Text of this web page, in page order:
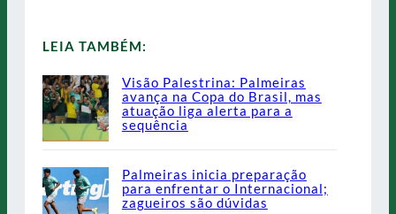
LEIA TAMBÉM:
Visão Palestrina: Palmeiras
avança na Copa do Brasil, mas
atuação liga alerta para a
sequência
Palmeiras inicia preparação
para enfrentar o Internacional;
zagueiros são dúvidas